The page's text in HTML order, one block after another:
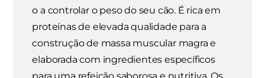
o a controlar o peso do seu cão. É rica em
proteínas de elevada qualidade para a
construção de massa muscular magra e
elaborada com ingredientes específicos
para uma refeição saborosa e nutritiva. Os